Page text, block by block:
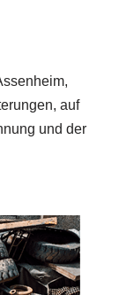
auf
und der